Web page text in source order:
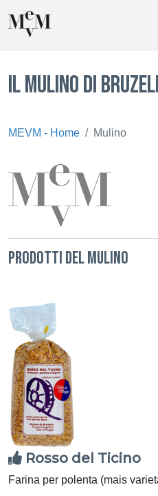
IL MULINO DI
MEVM - Home Mulino
PRODOTTI DEL MULINO
Rosso del Ticino
Farina per polenta (mais